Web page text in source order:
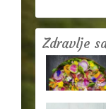
Zdravlje